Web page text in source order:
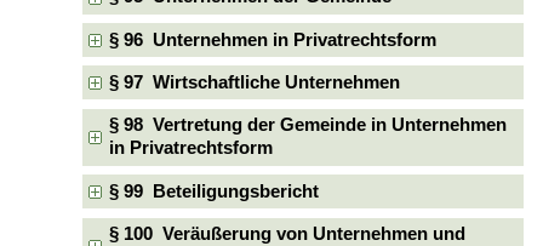
§ 96 Unternehmen in Privatrechtsform
§ 97 Wirtschaftliche Unternehmen
§ 98 Vertretung der Gemeinde in Unternehmen
in Privatrechtsform
§ 99 Beteiligungsbericht
§ 100 Veräußerung von Unternehmen und